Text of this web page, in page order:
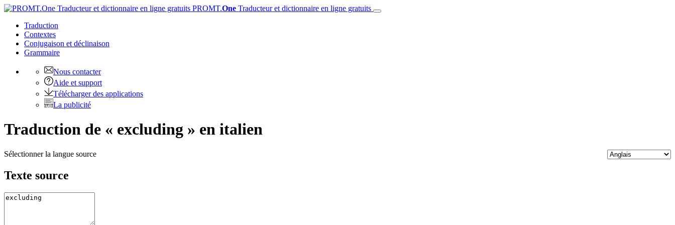
PROMT.One Traducteur et dictionnaire en ligne gratuits
Traduction
Contextes
Conjugaison et déclinaison
Grammaire
Nous contacter
Aide et support
Télécharger des applications
La publicité
Traduction de « excluding » en italien
Sélectionner la langue source
Texte source